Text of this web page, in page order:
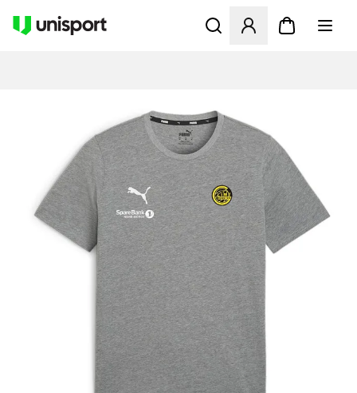
Öffnet ein Fenster zum